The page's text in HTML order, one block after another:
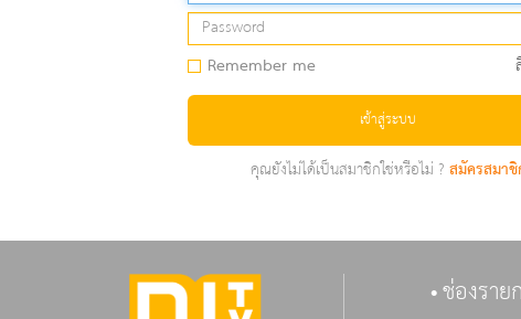
Remember me
เข้าสู่ระบบ
คุณยังไม่ได้เป็นสมาชิกใช่หรือไม่ ?สมัครสมา
ช่องราย